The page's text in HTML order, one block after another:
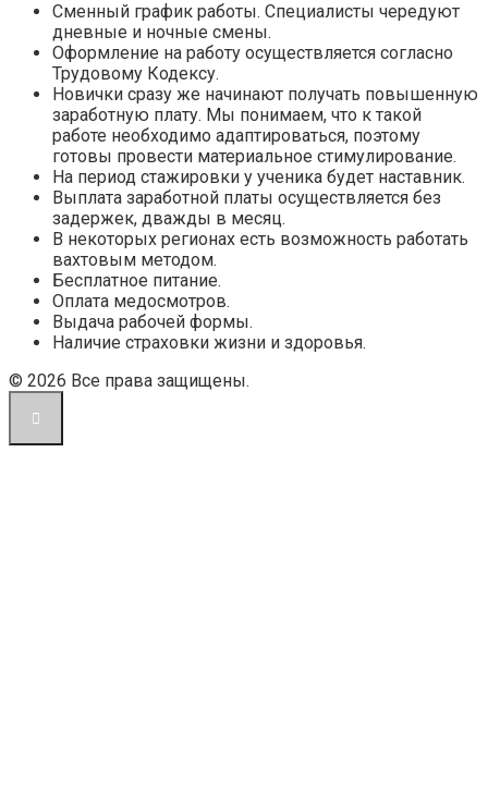
Сменный график работы. Специалисты чередуют
дневные и ночные смены.
Оформление на работу осуществляется согласно
Трудовому Кодексу.
Новички сразу же начинают получать повышенную
заработную плату. Мы понимаем, что к такой
работе необходимо адаптироваться, поэтому
готовы провести материальное стимулирование.
На период стажировки у ученика будет наставник.
Выплата заработной платы осуществляется без
задержек, дважды в месяц.
В некоторых регионах есть возможность работать
вахтовым методом.
Бесплатное питание.
Оплата медосмотров.
Выдача рабочей формы.
Наличие страховки жизни и здоровья.
© 2026 Все права защищены.